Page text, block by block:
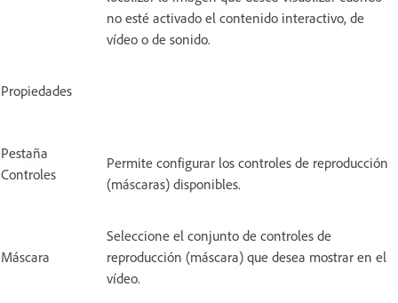
no esté activado el contenido interactivo, de
vídeo o de sonido.
Propiedades
Pestaña
Controles
Permite configurar los controles de reproducción
(máscaras) disponibles.
Máscara
Seleccione el conjunto de controles de
reproducción (máscara) que desea mostrar en el
vídeo.